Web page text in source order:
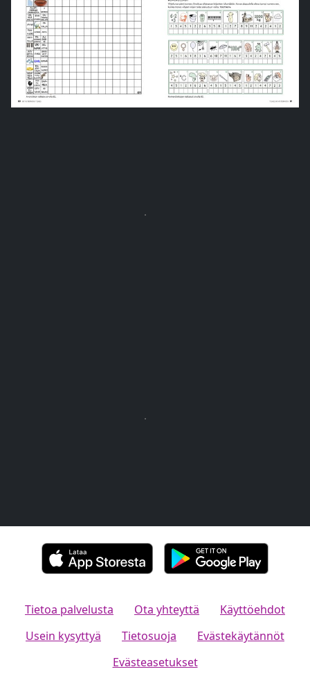
Tietoa palvelusta Ota yhteyttä
Käyttöehdot
Usein kysyttyä
Tietosuoja
Evästekäytännöt
Evästeasetukset